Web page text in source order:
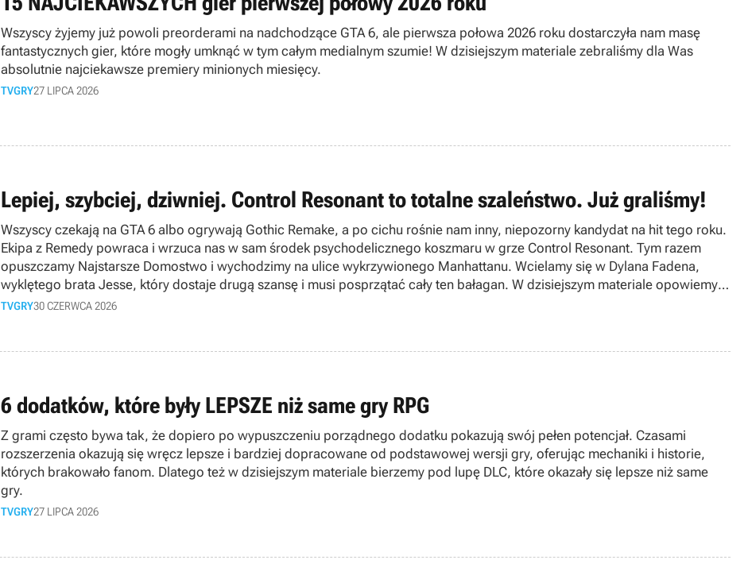
Wszyscy żyjemy już powoli preorderami na nadchodzące GTA 6, ale pierwsza połowa 2026 roku dostarczyła nam masę
fantastycznych gier, które mogły umknąć w tym całym medialnym szumie! W dzisiejszym materiale zebraliśmy dla Was
absolutnie najciekawsze premiery minionych miesięcy.
TVGRY27 LIPCA 2026
Lepiej, szybciej, dziwniej. Control Resonant to totalne szaleństwo. Już graliśmy!
Wszyscy czekają na GTA 6 albo ogrywają Gothic Remake, a po cichu rośnie nam inny, niepozorny kandydat na hit tego roku.
Ekipa z Remedy powraca i wrzuca nas w sam środek psychodelicznego koszmaru w grze Control Resonant. Tym razem
opuszczamy Najstarsze Domostwo i wychodzimy na ulice wykrzywionego Manhattanu. Wcielamy się w Dylana Fadena,
wyklętego brata Jesse, który dostaje drugą szansę i musi posprzątać cały ten bałagan. W dzisiejszym materiale opowiemy
Wam o naszych wrażeniach z przedpremierowego dema. Czy Finowie znowu dowieźli?
TVGRY30 CZERWCA 2026
6 dodatków, które były LEPSZE niż same gry RPG
Z grami często bywa tak, że dopiero po wypuszczeniu porządnego dodatku pokazują swój pełen potencjał. Czasami
rozszerzenia okazują się wręcz lepsze i bardziej dopracowane od podstawowej wersji gry, oferując mechaniki i historie,
których brakowało fanom. Dlatego też w dzisiejszym materiale bierzemy pod lupę DLC, które okazały się lepsze niż same
gry.
TVGRY27 LIPCA 2026